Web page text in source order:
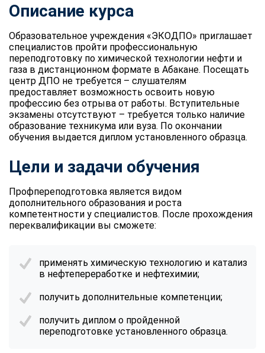
Описание курса
Образовательное учреждения «ЭКОДПО» приглашает
специалистов пройти профессиональную
переподготовку по химической технологии нефти и
газа в дистанционном формате в Абакане. Посещать
центр ДПО не требуется – слушателям
предоставляет возможность освоить новую
профессию без отрыва от работы. Вступительные
экзамены отсутствуют – требуется только наличие
образование техникума или вуза. По окончании
обучения выдается диплом установленного образца.
Цели и задачи обучения
Профпереподготовка является видом
дополнительного образования и роста
компетентности у специалистов. После прохождения
переквалификации вы сможете:
применять химическую технологию и катализ
в нефтепереработке и нефтехимии;
получить дополнительные компетенции;
получить диплом о пройденной
переподготовке установленного образца.